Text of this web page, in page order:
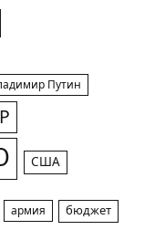
Путин
США
армия бюджет